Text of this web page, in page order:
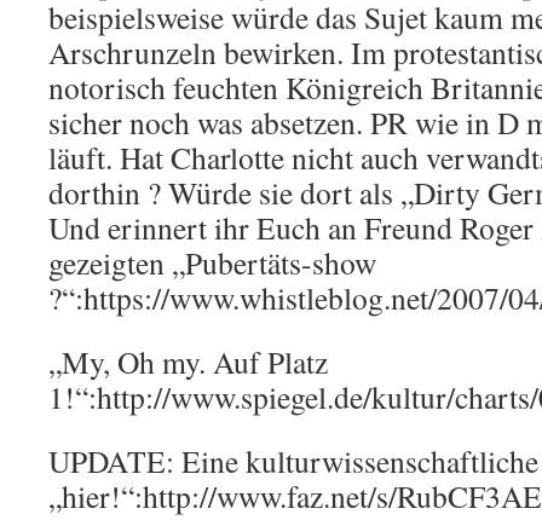
beispielsweise würde das Sujet kaum
Arschrunzeln bewirken. Im
notorisch feuchten Königreich
sicher noch was absetzen. PR wie in D
läuft. Hat Charlotte nicht auch
dorthin ? Würde sie dort als „Dirty
Und erinnert ihr Euch an Freund
gezeigten „Pubertäts-show
?“:https://www.whistleblog.net/2007/
„My, Oh my. Auf Platz
1!“:http://www.spiegel.de/kultur/
UPDATE: Eine kulturwissenschaftliche
„hier!“:http://www.faz.net/s/